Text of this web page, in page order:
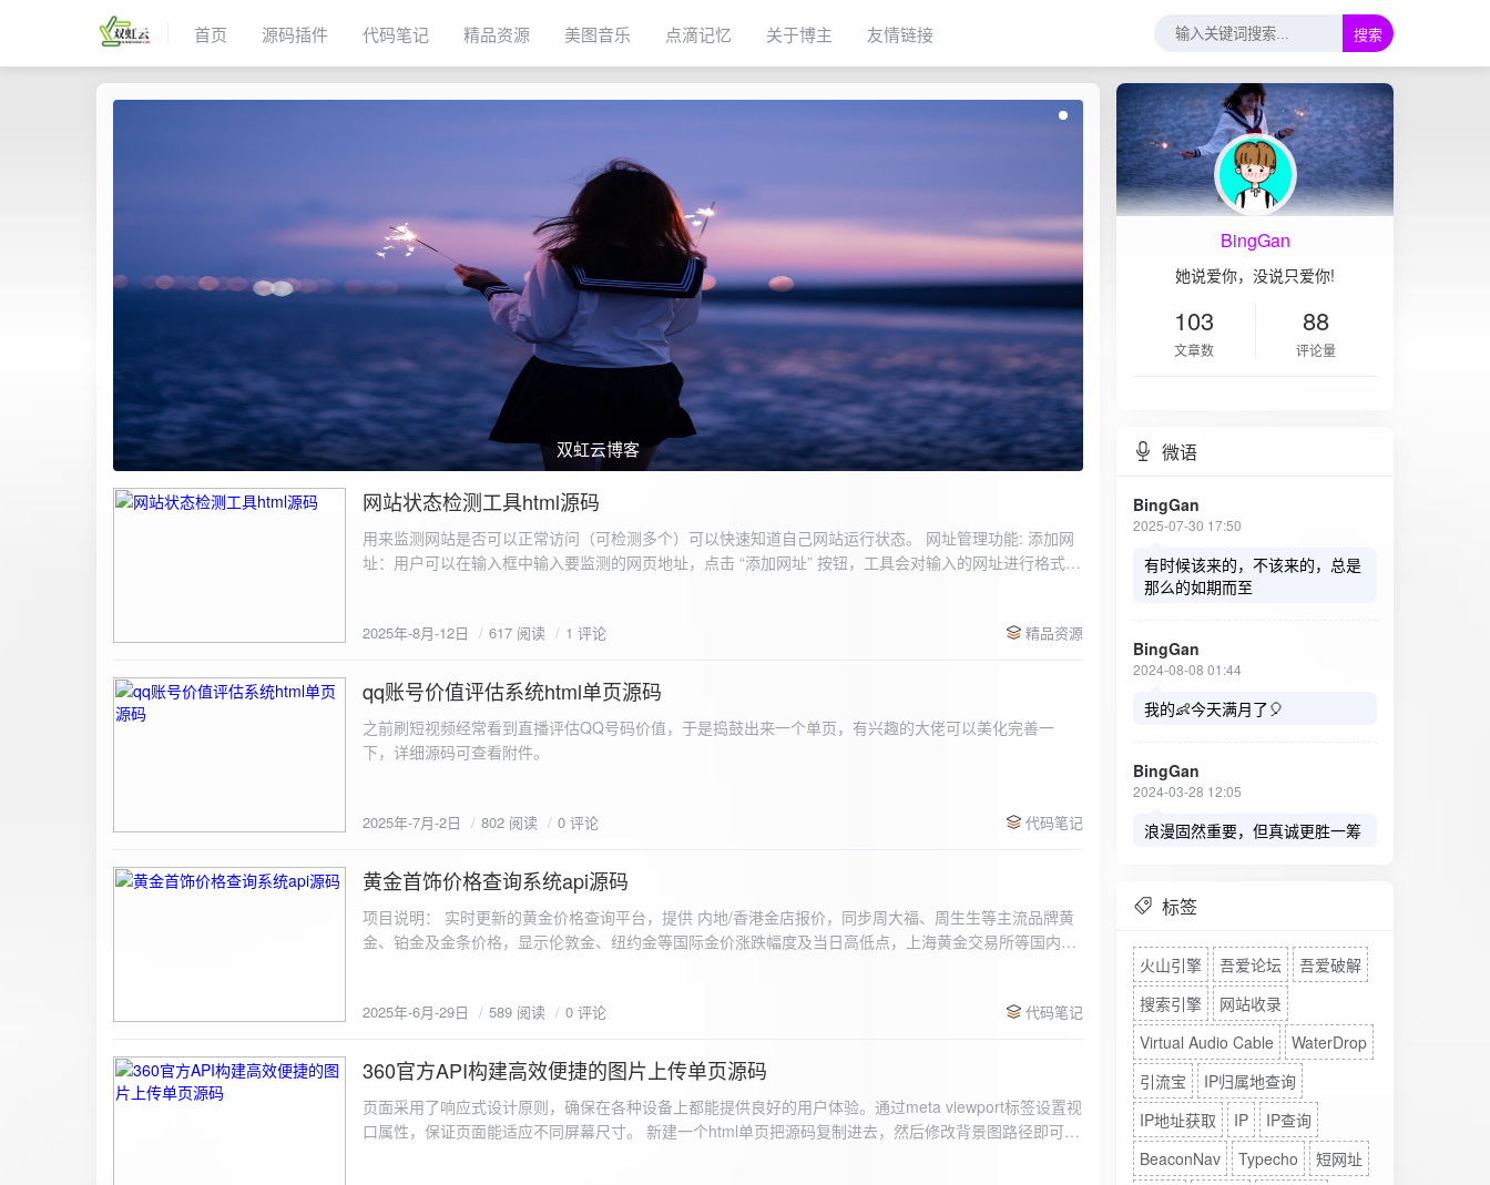
首页 源码插件 代码笔记 精品资源 美图音乐 点滴记忆 关于博主 友情链接 搜索
双虹云博客
2025-8-12
网站状态检测工具html源码
用来监测网站是否可以正常访问（可检测多个）可以快速知道自己网站运行状态。 网址管理功能: 添加网
址：用户可以在输入框中输入要监测的网页地址，点击 “添加网址” 按钮，工具会对输入的网址进行格式验
同时也会从筛选下拉框中移除该网址选项。筛选网址：右侧面板有一个 “筛选网址” 的下拉框，用户可以选
测功能： 设置监测间隔：用户可以在输入框中设置监测间隔时间（单位为秒），默认值为 60 秒。开始 /
停止监测：点击 “开始监测” 按钮，工具会立即对所有已添加的网址进行一次检测，之后按照设置的监测间
隔时间循环检测。点击 “停止监测” 按钮可停止监测。重试机制：在进行网址检测时，如果请求失败，会进
行最多 3 次重试，若重试后仍失败，则记录错误日志。日志记录与显示功能。 日志记录： 每次对网址进
会显示所有或筛选后的监测日志，正常状态的日志为黑色，异常状态的日志为红色。日志会自动滚动到最
2025年-8月-12日 617 阅读 1 评论 精品资源
2025-7-2
qq账号价值评估系统html单页源码
之前刷短视频经常看到直播评估QQ号码价值，于是捣鼓出来一个单页，有兴趣的大佬可以美化完善一
2025年-7月-2日 802 阅读 0 评论 代码笔记
2025-6-29
黄金首饰价格查询系统api源码
项目说明： 实时更新的黄金价格查询平台，提供 内地/香港金店报价，同步周大福、周生生等主流品牌黄
金、铂金及金条价格，显示伦敦金、纽约金等国际金价涨跌幅度及当日高低点，上海黄金交易所等国内黄
2025年-6月-29日 589 阅读 0 评论 代码笔记
2025-6-24
360官方API构建高效便捷的图片上传单页源码
页面采用了响应式设计原则，确保在各种设备上都能提供良好的用户体验。通过meta viewport标签设置视
口属性，保证页面能适应不同屏幕尺寸。 新建一个html单页把源码复制进去，然后修改背景图路径即可。
BingGan
她说爱你，没说只爱你!
103
文章数
88
评论量
微语
BingGan
2025-07-30 17:50
有时候该来的，不该来的，总是
那么的如期而至
BingGan
2024-08-08 01:44
我的👶今天满月了🎈
BingGan
2024-03-28 12:05
浪漫固然重要，但真诚更胜一筹
标签
火山引擎 吾爱论坛
吾爱破解
搜索引擎
网站收录
Virtual Audio Cable
WaterDrop
引流宝
IP归属地查询
IP地址获取
IP
IP查询
BeaconNav
Typecho
短网址